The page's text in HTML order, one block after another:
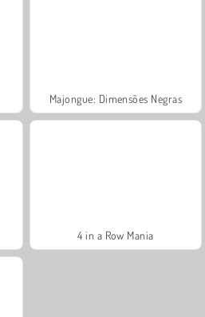
Majongue: Dimensões Negras
4 in a Row Mania